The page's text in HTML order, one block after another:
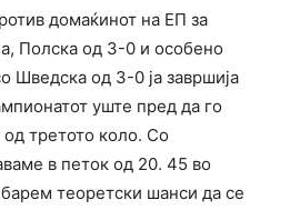
домаќинот на ЕП за
Полска од 3-0 и особено
Шведска од 3-0 ја завршија
уште пред да го
третото коло. Со
в петок од 20. 45 во
теоретски шанси да се